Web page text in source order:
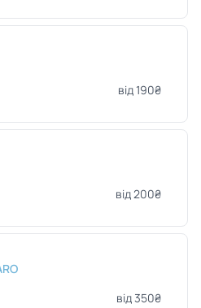
від 190₴
від 200₴
від 350₴